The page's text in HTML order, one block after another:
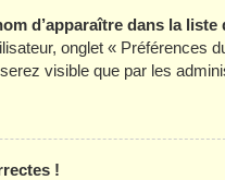
d’apparaître dans la
onglet « Préférences
visible que par les
!